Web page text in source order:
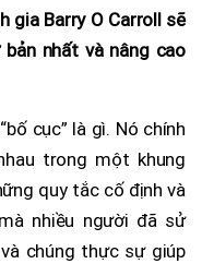
gia Barry O Carroll sẽ
nhất và nâng cao
cục” là gì. Nó chính
trong một khung
quy tắc cố định và
nhiều người đã sử
chúng thực sự giúp